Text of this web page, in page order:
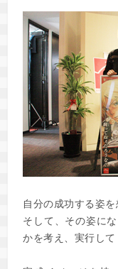
自分の成功する姿を
そして、その姿に
かを考え、実行して